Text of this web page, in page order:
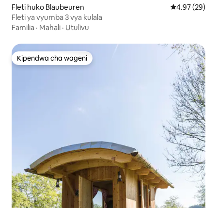
Fleti huko Blaubeuren Ukadiriaji wa
4.97 (29)
Fleti ya vyumba 3 vya kulala
Familia · Mahali · Utulivu
Kipendwa cha wageni
Kipendwa cha wageni